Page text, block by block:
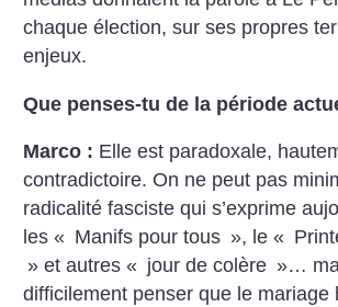
chaque élection, sur ses propres
enjeux.
Que penses-tu de la période
Marco : Elle est paradoxale,
contradictoire. On ne peut pas
radicalité fasciste qui s’exprime
les « Manifs pour tous », le «
» et autres « jour de colère »…
difficilement penser que le mariage